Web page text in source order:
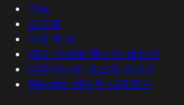
기능
요금제
사용 방법
게임 개발용 텍스처 생성기
디자이너용 텍스처 생성기
Blender 애드온 다운로드